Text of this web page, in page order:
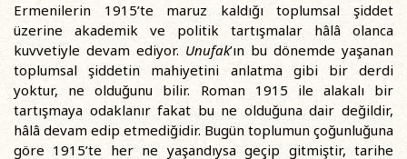
Ermenilerin 1915’te maruz kaldığı toplumsal şiddet
üzerine akademik ve politik tartışmalar hâlâ olanca
kuvvetiyle devam ediyor. Unufak’ın bu dönemde yaşanan
toplumsal şiddetin mahiyetini anlatma gibi bir derdi
yoktur, ne olduğunu bilir. Roman 1915 ile alakalı bir
tartışmaya odaklanır fakat bu ne olduğuna dair değildir,
hâlâ devam edip etmediğidir. Bugün toplumun çoğunluğuna
göre 1915’te her ne yaşandıysa geçip gitmiştir, tarihe